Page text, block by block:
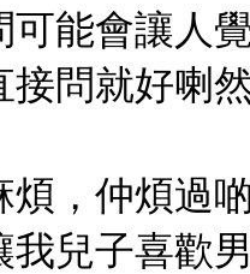
可能會讓人
問就好喇
煩，仲煩過
我兒子喜歡